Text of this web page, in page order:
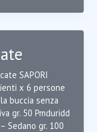
SAPORI
x 6 persone
buccia senza
gr. 50 Pmduridd
Sedano gr. 100